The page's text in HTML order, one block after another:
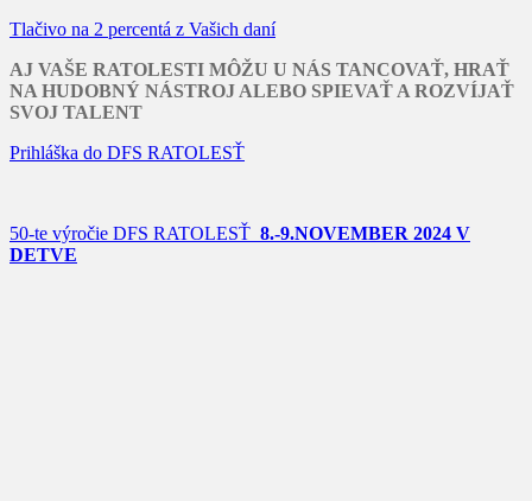
Tlačivo na 2 percentá z Vašich daní
AJ VAŠE RATOLESTI MÔŽU U NÁS TANCOVAŤ, HRAŤ
NA HUDOBNÝ NÁSTROJ ALEBO SPIEVAŤ A ROZVÍJAŤ
SVOJ TALENT
Prihláška do DFS RATOLESŤ
50-te výročie DFS RATOLESŤ 8.-9.NOVEMBER 2024 V
DETVE